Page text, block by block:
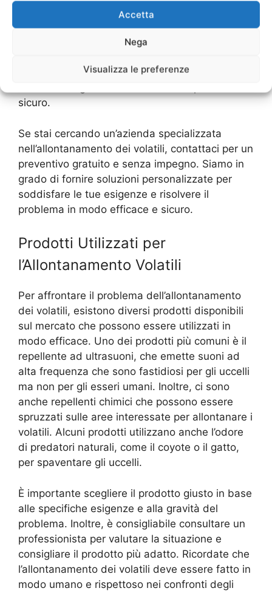
Accetta
Nega
Visualizza le preferenze
In generale, è importante agire in modo
proattivo per prevenire l’allontanamento dei
volatili. Ciò può aiutare a risparmiare tempo,
preventive, è possibile mantenere le aree libere
sicuro.
Se stai cercando un’azienda specializzata
nell’allontanamento dei volatili, contattaci per un
preventivo gratuito e senza impegno. Siamo in
grado di fornire soluzioni personalizzate per
soddisfare le tue esigenze e risolvere il
problema in modo efficace e sicuro.
Prodotti Utilizzati per
l’Allontanamento Volatili
Per affrontare il problema dell’allontanamento
dei volatili, esistono diversi prodotti disponibili
sul mercato che possono essere utilizzati in
modo efficace. Uno dei prodotti più comuni è il
repellente ad ultrasuoni, che emette suoni ad
alta frequenza che sono fastidiosi per gli uccelli
ma non per gli esseri umani. Inoltre, ci sono
anche repellenti chimici che possono essere
spruzzati sulle aree interessate per allontanare i
volatili. Alcuni prodotti utilizzano anche l’odore
di predatori naturali, come il coyote o il gatto,
per spaventare gli uccelli.
È importante scegliere il prodotto giusto in base
alle specifiche esigenze e alla gravità del
problema. Inoltre, è consigliabile consultare un
professionista per valutare la situazione e
consigliare il prodotto più adatto. Ricordate che
l’allontanamento dei volatili deve essere fatto in
modo umano e rispettoso nei confronti degli